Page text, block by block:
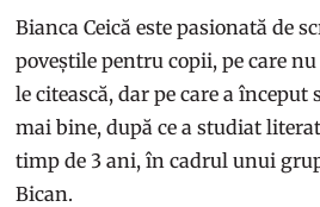
Bianca Ceică este pasionată de
poveștile pentru copii, pe care
le citească, dar pe care a
mai bine, după ce a studiat
timp de 3 ani, în cadrul unui
Bican.